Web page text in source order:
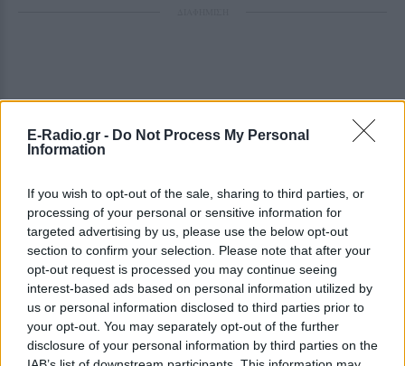
E-Radio.gr - Do Not Process My Personal
Information
If you wish to opt-out of the sale, sharing to third parties, or
processing of your personal or sensitive information for
targeted advertising by us, please use the below opt-out
section to confirm your selection. Please note that after your
opt-out request is processed you may continue seeing
interest-based ads based on personal information utilized by
us or personal information disclosed to third parties prior to
your opt-out. You may separately opt-out of the further
disclosure of your personal information by third parties on the